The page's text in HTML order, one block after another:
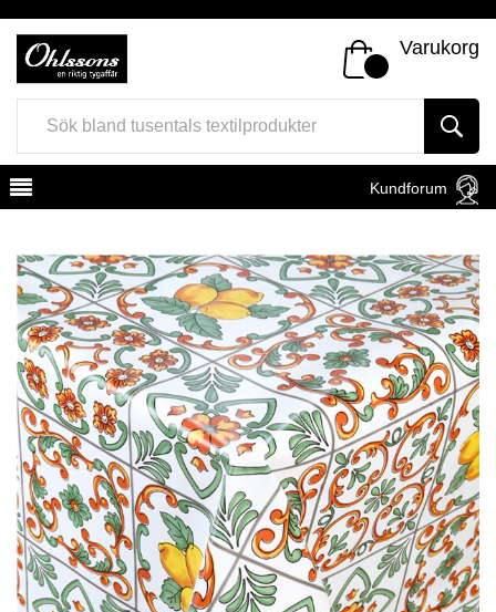
Varukorg
Kundforum
Register Sign In